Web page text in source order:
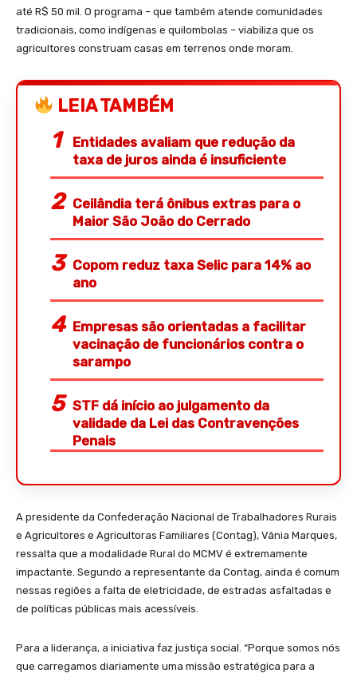
até R$ 50 mil. O programa – que também atende comunidades
tradicionais, como indígenas e quilombolas – viabiliza que os
agricultores construam casas em terrenos onde moram.
LEIA TAMBÉM
Entidades avaliam que redução da
taxa de juros ainda é insuficiente
Ceilândia terá ônibus extras para o
Maior São João do Cerrado
Copom reduz taxa Selic para 14% ao
ano
Empresas são orientadas a facilitar
vacinação de funcionários contra o
sarampo
STF dá início ao julgamento da
validade da Lei das Contravenções
Penais
A presidente da Confederação Nacional de Trabalhadores Rurais
e Agricultores e Agricultoras Familiares (Contag), Vânia Marques,
ressalta que a modalidade Rural do MCMV é extremamente
impactante. Segundo a representante da Contag, ainda é comum
nessas regiões a falta de eletricidade, de estradas asfaltadas e
de políticas públicas mais acessíveis.
Para a liderança, a iniciativa faz justiça social. “Porque somos nós
que carregamos diariamente uma missão estratégica para a